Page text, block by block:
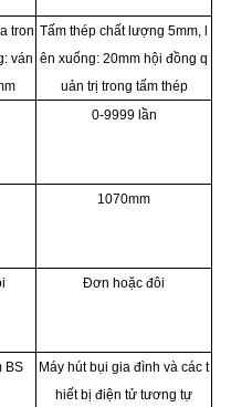
tron
ván
Tấm thép chất lượng 5mm, l
ên xuống: 20mm hội đồng q
uản trị trong tấm thép
0-9999 lần
1070mm
Đơn hoặc đôi
BS
Máy hút bụi gia đình và các t
hiết bị điện tử tương tự